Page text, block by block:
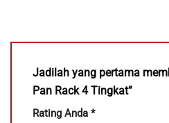
Jadilah yang pertama
Pan Rack 4 Tingkat”
Rating Anda *